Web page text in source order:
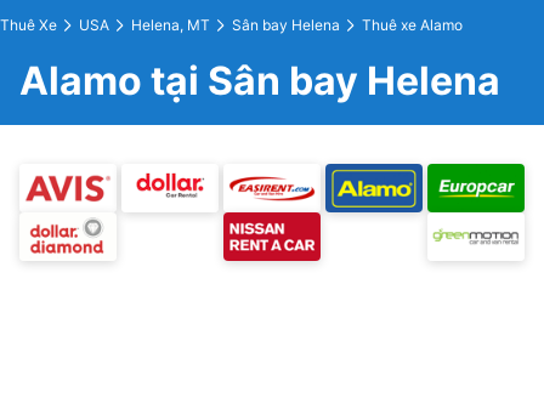
Thuê Xe USA Helena, MT Sân bay Helena Thuê xe Alamo
Alamo tại Sân bay Helena